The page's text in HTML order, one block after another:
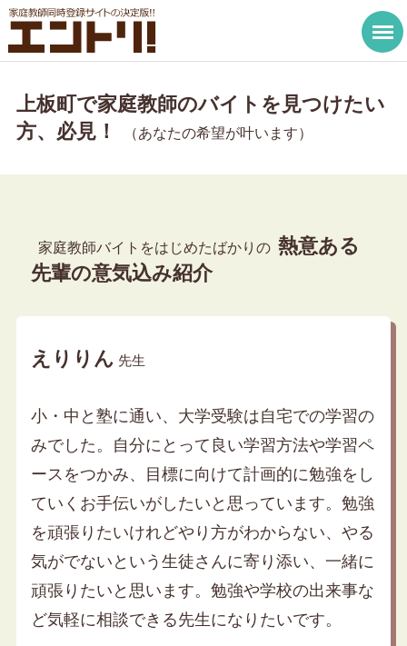
上板町で家庭教師のバイトを見つけたい
方、必見！
（あなたの希望が叶います）
家庭教師バイトをはじめたばかりの 熱意ある
先輩の意気込み紹介
えりりん 先生
小・中と塾に通い、大学受験は自宅での学習の
みでした。自分にとって良い学習方法や学習ペ
ースをつかみ、目標に向けて計画的に勉強をし
ていくお手伝いがしたいと思っています。勉強
を頑張りたいけれどやり方がわからない、やる
気がでないという生徒さんに寄り添い、一緒に
頑張りたいと思います。勉強や学校の出来事な
ど気軽に相談できる先生になりたいです。